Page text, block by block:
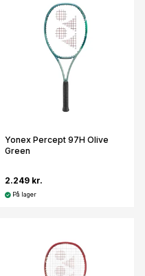
Yonex Percept 97H Olive
Green
2.249 kr.
På lager